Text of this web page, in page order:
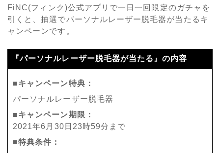
FiNC(フィンク)公式アプリで一日一回限定のガチャを
引くと、抽選でパーソナルレーザー脱毛器が当たるキ
ャンペーンです。
『パーソナルレーザー脱毛器が当たる』の内容
■キャンペーン特典：
パーソナルレーザー脱毛器
■キャンペーン期限：
2021年6月30日23時59分まで
■特典条件：